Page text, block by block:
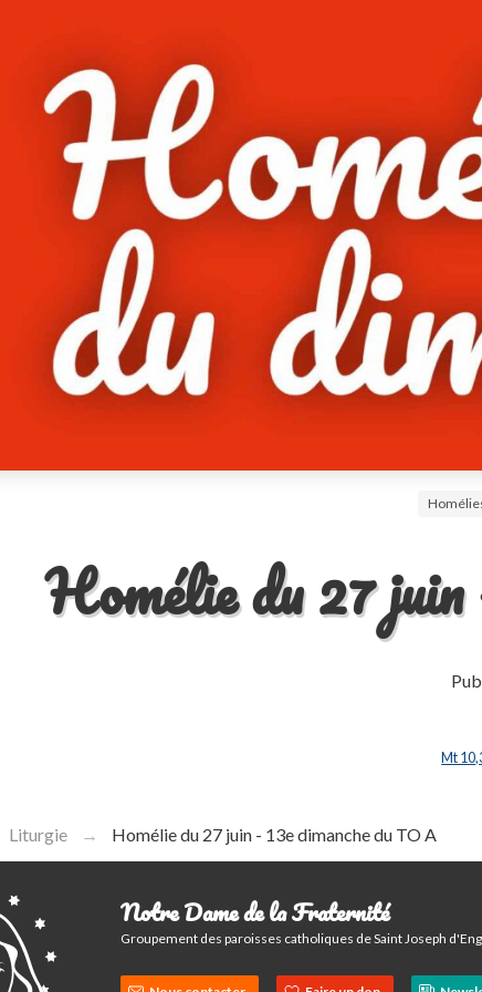
Homélie du 27
Mt
Liturgie Homélie du 27 juin - 13e dimanche du TO A
Notre Dame de la Fraternité
Groupement des paroisses catholiques de Saint Joseph